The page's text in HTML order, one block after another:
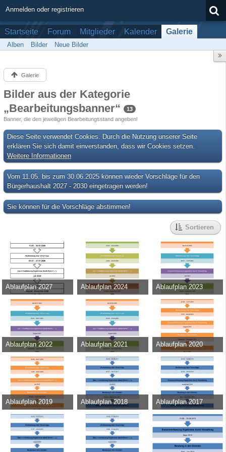
Anmelden oder registrieren
Startseite Forum Mitglieder Kalender Galerie
Alben Bilder Neue Bilder
Galerie
Bilder aus der Kategorie
„Bearbeitungsbanner“
13
Banner, die den jeweiligen Bearbeitungsstand angeben!
Diese Seite verwendet Cookies. Durch die Nutzung unserer Seite
erklären Sie sich damit einverstanden, dass wir Cookies setzen.
Weitere Informationen
Vom 11.05. bis zum 30.06.2025 können wieder Vorschläge für den
Bürgerhaushalt 2027 - 2030 eingetragen werden!
Sie können für die Vorschläge abstimmen!
Sortieren
Ablaufplan 2027
Admin-11. Mai 2026
0
Ablaufplan 2024
Admin-15. März 2023
Ablaufplan 2023
Admin-17. Juni 2022
43.751
0
Ablaufplan 2022
Admin-8. Juni 2021
31.130
0
Ablaufplan 2021
Admin-22. Juni 2020
39.161
0
Ablaufplan 2020
Admin-17. Juni 2019
35.148
0
Ablaufplan 2019
Admin-23. April 2018
37.888
0
Ablaufplan 2018
Admin-30. Mai 2017
29.722
0
Ablaufplan 2017
Admin-18. August 2016
26.613